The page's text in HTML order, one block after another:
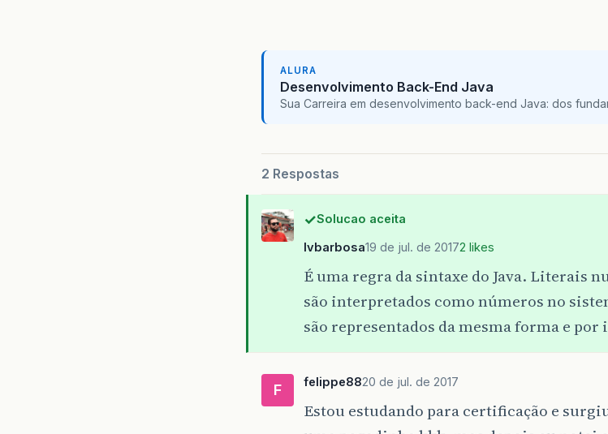
ALURA
Desenvolvimento Back-End Java
Sua Carreira em desenvolvimento back-end Java: dos
2 Respostas
Solucao aceita
lvbarbosa19 de jul. de 20172 likes
É uma regra da sintaxe do Java. Literais
são interpretados como números no
são representados da mesma forma e por
F felippe8820 de jul. de 2017
Estou estudando para certificação e